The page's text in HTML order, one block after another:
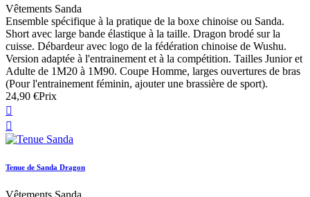
Vêtements Sanda
Ensemble spécifique à la pratique de la boxe chinoise ou Sanda.
Short avec large bande élastique à la taille. Dragon brodé sur la
cuisse. Débardeur avec logo de la fédération chinoise de Wushu.
Version adaptée à l'entrainement et à la compétition. Tailles Junior et
Adulte de 1M20 à 1M90. Coupe Homme, larges ouvertures de bras
(Pour l'entrainement féminin, ajouter une brassière de sport).
24,90 €Prix


Tenue de Sanda Dragon
Vêtements Sanda